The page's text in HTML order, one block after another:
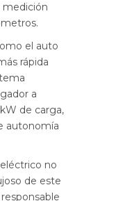
el auto
rápida
a
de carga,
autonomía
no
de este